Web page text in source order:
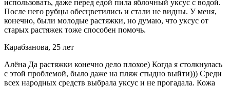
использовать, даже перед едой пила яблочный уксус с водой.
После него рубцы обесцветились и стали не видны. У меня,
конечно, были молодые растяжки, но думаю, что уксус от
старых растяжек тоже способен помочь.
Карабзанова, 25 лет
Алёна Да растяжки конечно дело плохое) Когда я столкнулась
с этой проблемой, было даже на пляж стыдно выйти))) Среди
всех народных средств выбрала уксус и не прогадала. Кожа